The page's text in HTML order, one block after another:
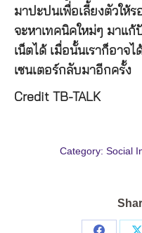
มาปะปนเพื่อเลี้ยงตัวให้
จะหาเทคนิคใหม่ๆ มา
เน็ตได้ เมื่อนั้นเราก็อาจ
เซนเตอร์กลับมาอีกครั้ง
Credit TB-TALK
Category: Social